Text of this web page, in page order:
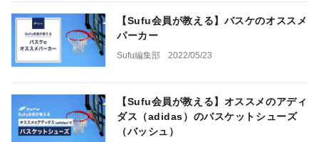
【Sufu会員が教える】バスケのオススメ
パーカー
Sufu編集部 2022/05/23
【Sufu会員が教える】オススメのアディ
ダス（adidas）のバスケットシューズ
（バッシュ）